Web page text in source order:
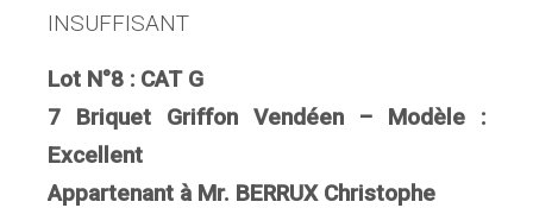
INSUFFISANT
Lot N°8 : CAT G
7 Briquet Griffon Vendéen – Modèle :
Excellent
Appartenant à Mr. BERRUX Christophe